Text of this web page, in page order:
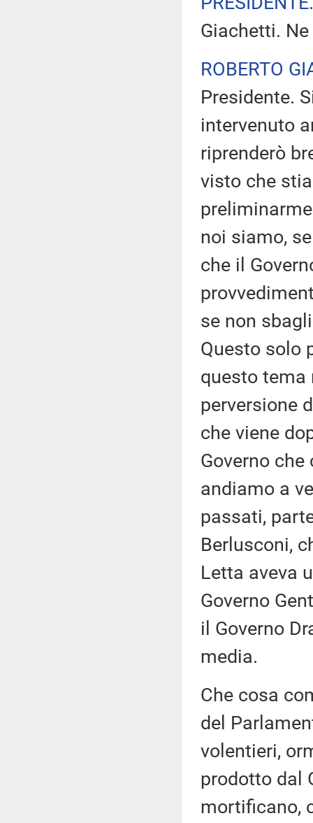
Giachetti.
ROBERTO
Presidente.
intervenuto
riprenderò
visto che
noi siamo,
che il
se non
Questo solo
questo tema
perversione
che viene
Governo
andiamo a
passati,
Berlusconi,
Letta aveva
Governo
il Governo
media.
Che cosa
del
volentieri,
prodotto dal
mortificano,